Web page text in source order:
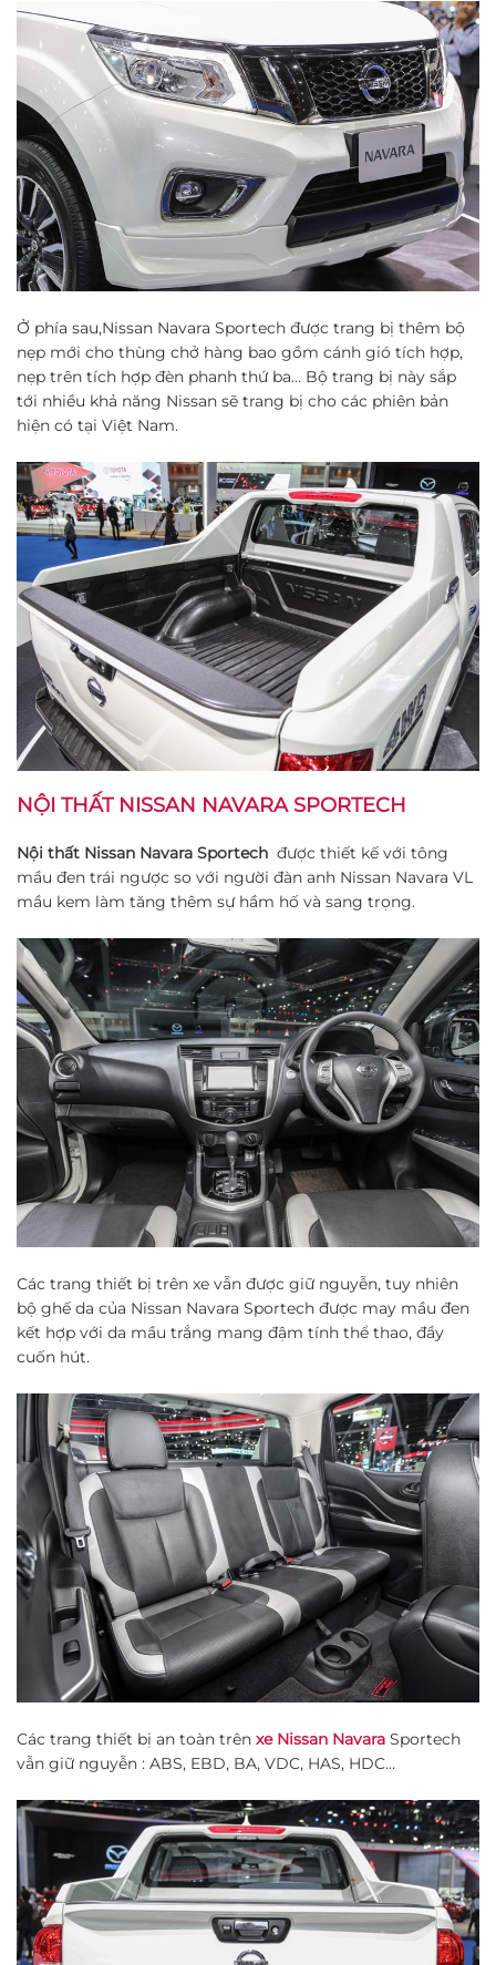
Ở phía sau,Nissan Navara Sportech được trang bị thêm bộ
nẹp mới cho thùng chở hàng bao gồm cánh gió tích hợp,
nẹp trên tích hợp đèn phanh thứ ba… Bộ trang bị này sắp
tới nhiều khả năng Nissan sẽ trang bị cho các phiên bản
hiện có tại Việt Nam.
NỘI THẤT NISSAN NAVARA SPORTECH
Nội thất Nissan Navara Sportech được thiết kế với tông
mầu đen trái ngược so với người đàn anh Nissan Navara VL
mầu kem làm tăng thêm sự hầm hố và sang trọng.
Các trang thiết bị trên xe vẫn được giữ nguyễn, tuy nhiên
bộ ghế da của Nissan Navara Sportech được may mầu đen
kết hợp với da mầu trắng mang đậm tính thể thao, đầy
cuốn hút.
Các trang thiết bị an toàn trên xe Nissan Navara Sportech
vẫn giữ nguyễn : ABS, EBD, BA, VDC, HAS, HDC…